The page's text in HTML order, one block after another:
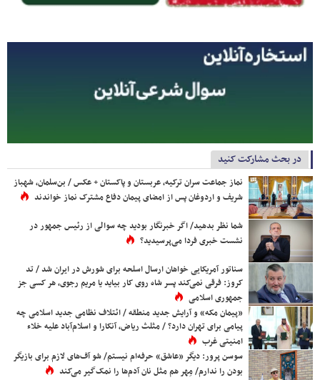
در بحث مشارکت کنید
نماز جماعت سران ترکیه، عربستان و پاکستان + عکس / بن‌سلمان، شهباز
شریف و اردوغان پس از امضای پیمان دفاع مشترک نماز خواندند
شما نظر بدهید/ اگر خبرنگار بودید چه سوالی از رئیس جمهور در
نشست خبری فردا می‌پرسیدید؟
سناتور آمریکایی خواهان ارسال اسلحه برای شورش در ایران شد / تد
کروز: فرقی نمی‌کند پسر شاه روی کار بیاید یا مریم رجوی، هر کسی جز
جمهوری اسلامی
«پیمان مکه» و آرایش جدید منطقه / ائتلاف نظامی جدید اسلامی چه
پیامی برای تهران دارد؟ / مثلث ریاض، آنکارا و اسلام‌آباد علیه خلاء
امنیتی غرب
سوسن پرور: دیگر «عاشق» حرفه‌ام نیستم/ شو آف‌های لازم برای بازیگر
بودن را ندارم/ مِهر هم مثل نان آدم‌ها را نمک‌گیر می‌کند